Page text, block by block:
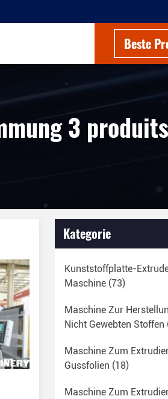
Beste
3 produits
Kategorie
Kunststoffplatte-
Maschine (73)
Maschine Zur
Nicht Gewebten Stoffen
Maschine Zum
Gussfolien (18)
Maschine Zum